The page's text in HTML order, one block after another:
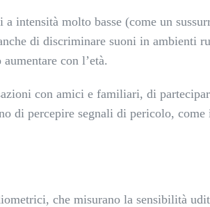
intensità molto basse (come un
di discriminare suoni in ambienti
con l’età.
con amici e familiari, di
di percepire segnali di pericolo, come
che misurano la sensibilità